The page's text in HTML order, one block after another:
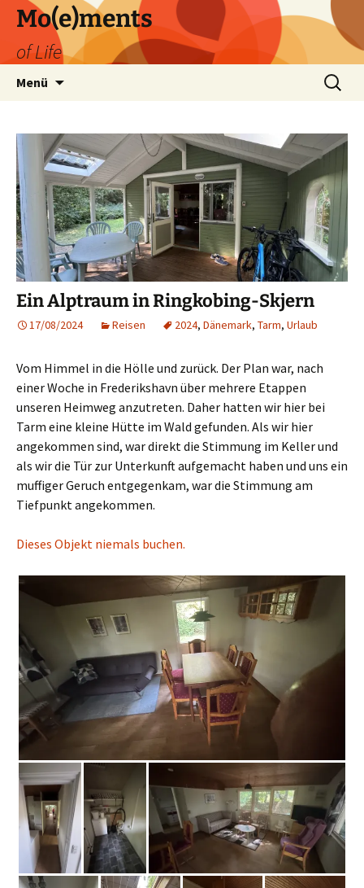
Zum
Inhalt
springen
Mo(e)ments
of Life
Menü
Suchen
nach:
Ein Alptraum in Ringkobing-Skjern
17/08/2024 Reisen 2024, Dänemark, Tarm, Urlaub
Vom Himmel in die Hölle und zurück. Der Plan war, nach
einer Woche in Frederikshavn über mehrere Etappen
unseren Heimweg anzutreten. Daher hatten wir hier bei
Tarm eine kleine Hütte im Wald gefunden. Als wir hier
angekommen sind, war direkt die Stimmung im Keller und
als wir die Tür zur Unterkunft aufgemacht haben und uns ein
muffiger Geruch entgegenkam, war die Stimmung am
Tiefpunkt angekommen.
Dieses Objekt niemals buchen.